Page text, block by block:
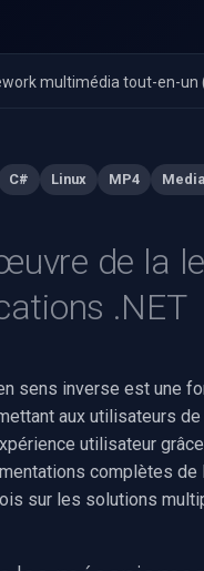
multimédia tout-en-un
C# Linux MP4
de la
.NET
sens inverse est une
aux utilisateurs
utilisateur
complètes de
sur les solutions